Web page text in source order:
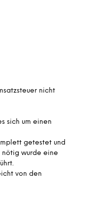
nicht
sich um einen
getestet und
nötig wurde eine
von den